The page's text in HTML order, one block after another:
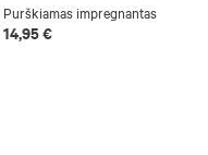
Purškiamas impregnantas
14,95 €